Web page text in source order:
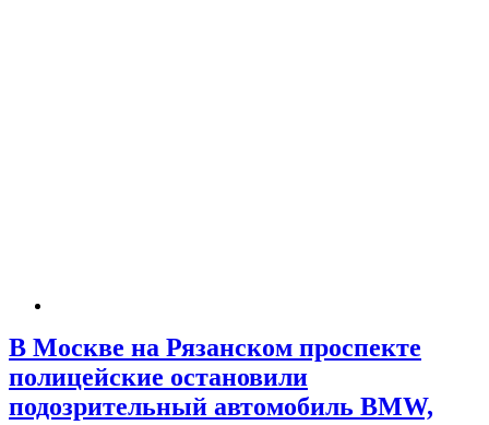
В Москве на Рязанском проспекте
полицейские остановили
подозрительный автомобиль BMW,